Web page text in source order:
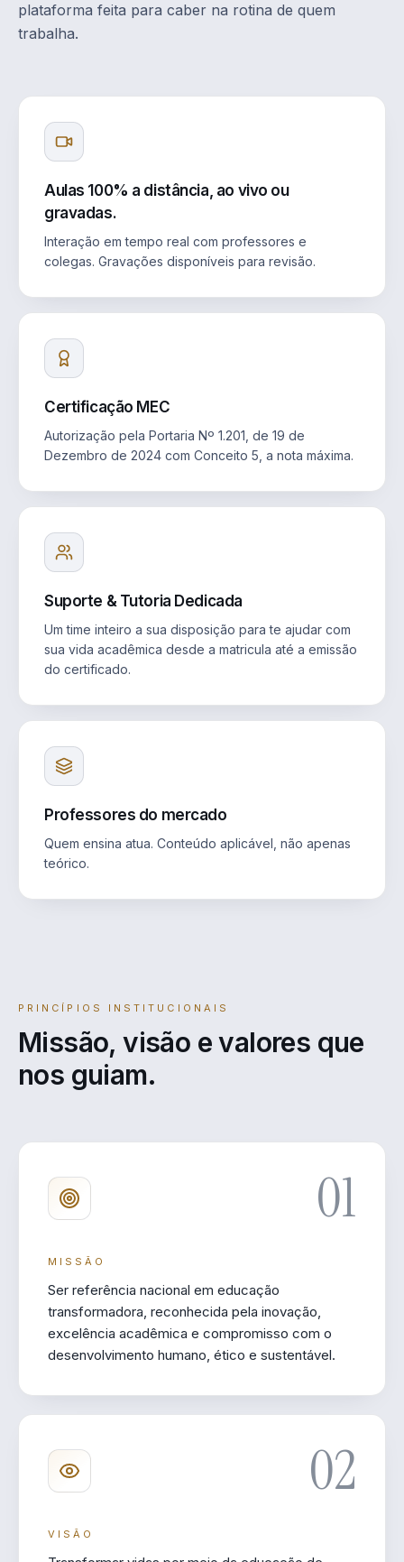
plataforma feita para caber na rotina de quem
trabalha.
Aulas 100% a distância, ao vivo ou
gravadas.
Interação em tempo real com professores e
colegas. Gravações disponíveis para revisão.
Certificação MEC
Autorização pela Portaria Nº 1.201, de 19 de
Dezembro de 2024 com Conceito 5, a nota máxima.
Suporte & Tutoria Dedicada
Um time inteiro a sua disposição para te ajudar com
sua vida acadêmica desde a matricula até a emissão
do certificado.
Professores do mercado
Quem ensina atua. Conteúdo aplicável, não apenas
teórico.
PRINCÍPIOS INSTITUCIONAIS
Missão, visão e valores que
nos guiam.
01
MISSÃO
Ser referência nacional em educação
transformadora, reconhecida pela inovação,
excelência acadêmica e compromisso com o
desenvolvimento humano, ético e sustentável.
02
VISÃO